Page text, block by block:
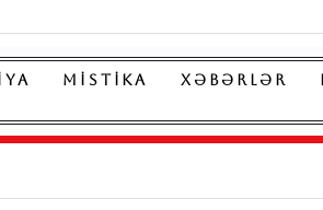
MISTIKA XƏBƏRLƏR